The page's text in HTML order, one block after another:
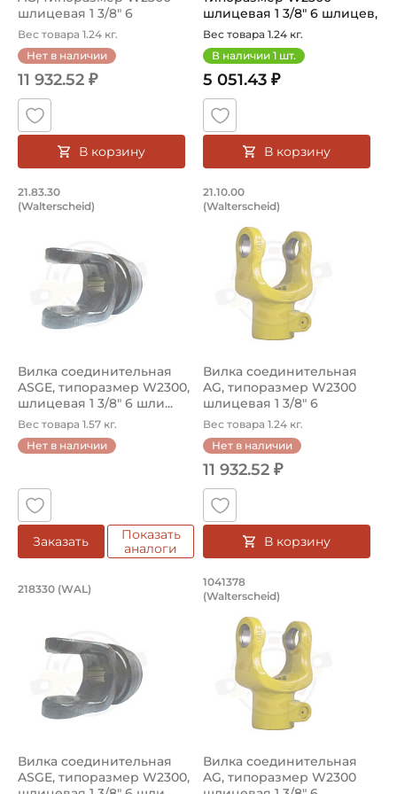
шлицевая 1 3/8" 6
шлицев...
Вес товара 1.24 кг.
Нет в наличии
11 932.52 ₽
В корзину
шлицевая 1 3/8" 6 шлицев,
д...
Вес товара 1.24 кг.
В наличии 1 шт.
5 051.43 ₽
В корзину
Вилка соединительная ASGE,
Вилка соединительная быстросъемная ASGE, артикул
21.83.30
(Walterscheid)
Вилка соединительная
ASGE, типоразмер W2300,
шлицевая 1 3/8" 6 шли...
Вес товара 1.57 кг.
Нет в наличии
Заказать
Показать
аналоги
Вилка
Вилка соединительная AG,
21.10.00
(Walterscheid)
Вилка соединительная
AG, типоразмер W2300
шлицевая 1 3/8" 6
шлицев...
Вес товара 1.24 кг.
Нет в наличии
11 932.52 ₽
В корзину
Вилка соединительная ASGE,
Вилка соединительная ASGE, артикул 218330
218330 (WAL)
Вилка соединительная
ASGE, типоразмер W2300,
Вилка
Вилка соединительная AG,
1041378
(Walterscheid)
Вилка соединительная
AG, типоразмер W2300